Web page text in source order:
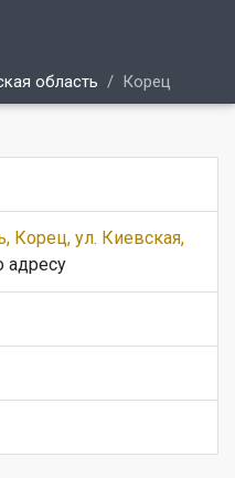
область Корец
Корец, ул. Киевская,
адресу